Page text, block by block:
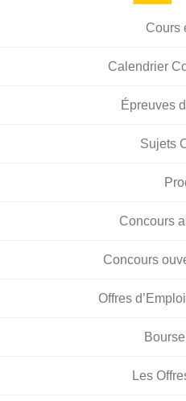
Cours
Calendrier
Épreuves
Sujets
Concours
Concours
Offres
Les